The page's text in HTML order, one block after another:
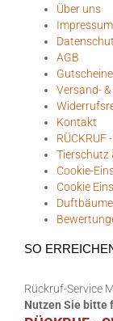
Über uns
Impressum
AGB
Gutscheine
Versand-
Kontakt
RÜCKRUF
Tierschutz
Cookie-
Cookie
Duftbäume
SO
Rückruf-Service
Nutzen Sie bitte